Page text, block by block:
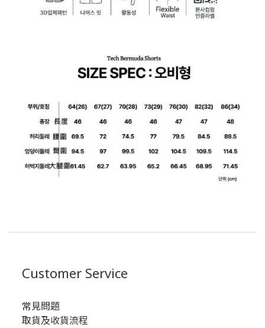
Customer Service
常見問題
取貨及收貨流程